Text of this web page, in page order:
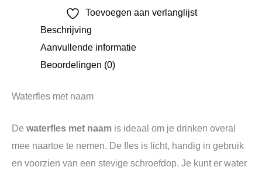
Toevoegen aan verlanglijst
Beschrijving
Aanvullende informatie
Beoordelingen (0)
Waterfles met naam
De waterfles met naam is ideaal om je drinken overal
mee naartoe te nemen. De fles is licht, handig in gebruik
en voorzien van een stevige schroefdop. Je kunt er water